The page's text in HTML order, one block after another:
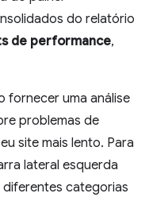
do relatório
de performance,
fornecer uma análise
problemas de
site mais lento. Para
lateral esquerda
diferentes categorias